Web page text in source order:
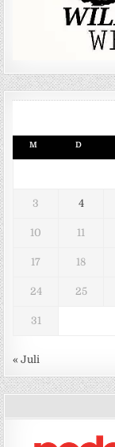
M D
3 4
10 11
17 18
24 25
31
« Juli